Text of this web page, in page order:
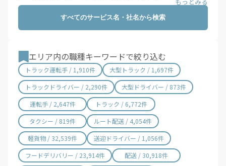
魚べい / 13件
あさくま / 3件
Amazon Flex ドライバー / 7,988件
タクシーアプリGO / 3件
アズスタッフ / 6,314件
佐川急便 / 144件
ロジクエスト / 1,734件
貴順 / 4,423件
シグマロジスティクス / 2件
郵便局 / 355件
ヤマト運輸 / 462件
プラスワンドライブ / 220件
ツクイ / 807件
サカイ引越センター / 2件
ワイズ / 42件
コープ / 44件
すべてのサービス名・社名から検索
エリア内の職種キーワードで絞り込む
トラック運転手 / 1,910件
大型トラック / 1,697件
トラックドライバー / 2,290件
大型ドライバー / 873件
運転手 / 2,647件
トラック / 6,772件
タクシー / 819件
ルート配送 / 4,054件
軽貨物 / 32,539件
送迎ドライバー / 1,056件
フードデリバリー / 23,914件
配送 / 30,918件